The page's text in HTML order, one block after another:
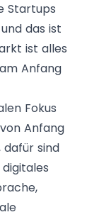
Startups
das ist
ist alles
Anfang
Fokus
Anfang
sind